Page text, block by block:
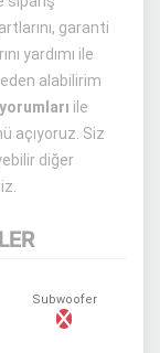
garanti
yardımı ile
alabilirim
ile
açıyoruz. Siz
diğer
Subwoofer